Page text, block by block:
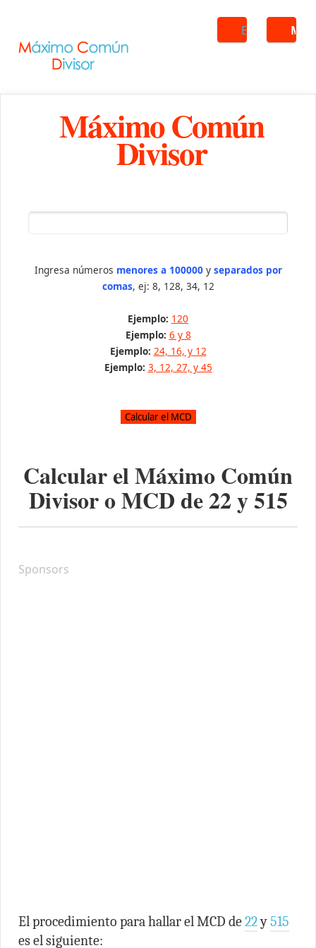
Buscar
Máximo Común
Divisor
Ingresa números menores a 100000y separados por
comas, ej: 8, 128, 34, 12
Ejemplo: 120
Ejemplo: 6 y 8
Ejemplo: 24, 16, y 12
Ejemplo: 3, 12, 27, y 45
Calcular el Máximo Común
Divisor o MCD de22y515
Sponsors
El procedimiento para hallar el MCD de22y515
es el siguiente: